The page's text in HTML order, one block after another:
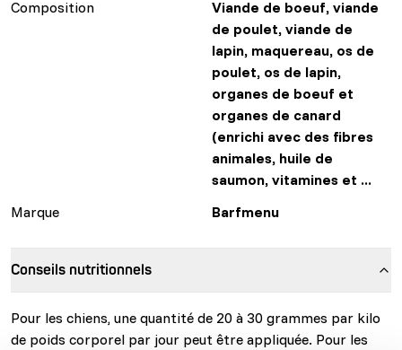
Composition
Viande de boeuf, viande
de poulet, viande de
lapin, maquereau, os de
poulet, os de lapin,
organes de boeuf et
organes de canard
(enrichi avec des fibres
animales, huile de
saumon, vitamines et ...
Marque
Barfmenu
Conseils nutritionnels
Pour les chiens, une quantité de 20 à 30 grammes par kilo
de poids corporel par jour peut être appliquée. Pour les